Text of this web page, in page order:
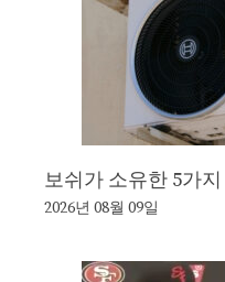
보쉬가 소유한 5가
2026년 08월 09일